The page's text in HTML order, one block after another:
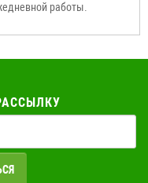
работы.